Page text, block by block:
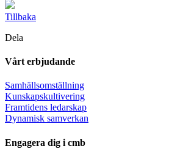
Tillbaka
Dela
Vårt erbjudande
Samhällsomställning
Kunskapskultivering
Framtidens ledarskap
Dynamisk samverkan
Engagera dig i cmb